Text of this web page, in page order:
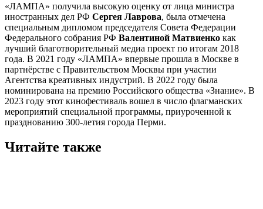
«ЛАМПА» получила высокую оценку от лица министра
иностранных дел РФ Сергея Лаврова, была отмечена
специальным дипломом председателя Совета Федерации
Федерального собрания РФ Валентиной Матвиенко как
лучший благотворительный медиа проект по итогам 2018
года. В 2021 году «ЛАМПА» впервые прошла в Москве в
партнёрстве с Правительством Москвы при участии
Агентства креативных индустрий. В 2022 году была
номинирована на премию Российского общества «Знание». В
2023 году этот кинофестиваль вошел в число флагманских
мероприятий специальной программы, приуроченной к
празднованию 300-летия города Перми.
Читайте также